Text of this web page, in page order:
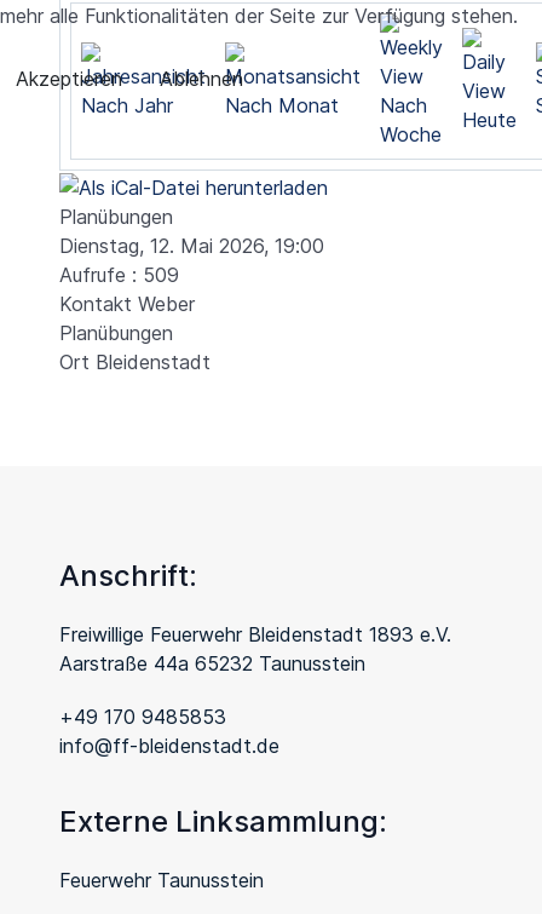
Nach Jahr Nach Monat
Nach
Woche
Heute
Planübungen
Dienstag, 12. Mai 2026, 19:00
Aufrufe : 509
Kontakt Weber
Planübungen
Ort Bleidenstadt
Anschrift:
Freiwillige Feuerwehr Bleidenstadt 1893 e.V.
Aarstraße 44a 65232 Taunusstein
+49 170 9485853
info@ff-bleidenstadt.de
Externe Linksammlung:
Feuerwehr Taunusstein
mehr alle Funktionalitäten der Seite zur Verfügung stehen.
Akzeptieren Ablehnen